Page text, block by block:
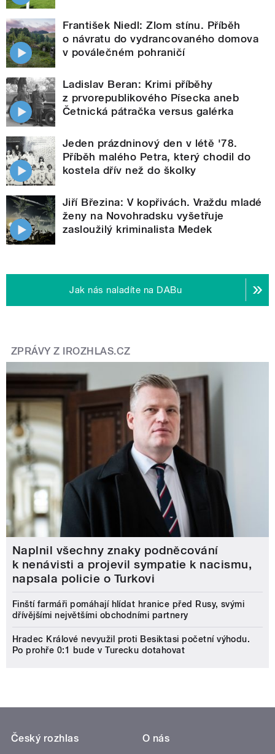
František Niedl: Zlom stínu. Příběh
o návratu do vydrancovaného domova
v poválečném pohraničí
Ladislav Beran: Krimi příběhy
z prvorepublikového Písecka aneb
Četnická pátračka versus galérka
Jeden prázdninový den v létě '78.
Příběh malého Petra, který chodil do
kostela dřív než do školky
Jiří Březina: V kopřivách. Vraždu mladé
ženy na Novohradsku vyšetřuje
zasloužilý kriminalista Medek
Jak nás naladíte na DABu
ZPRÁVY Z IROZHLAS.CZ
Naplnil všechny znaky podněcování
k nenávisti a projevil sympatie k nacismu,
napsala policie o Turkovi
Finští farmáři pomáhají hlídat hranice před Rusy, svými
dřívějšími největšími obchodními partnery
Hradec Králové nevyužil proti Besiktasi početní výhodu.
Po prohře 0:1 bude v Turecku dotahovat
Český rozhlas
O nás